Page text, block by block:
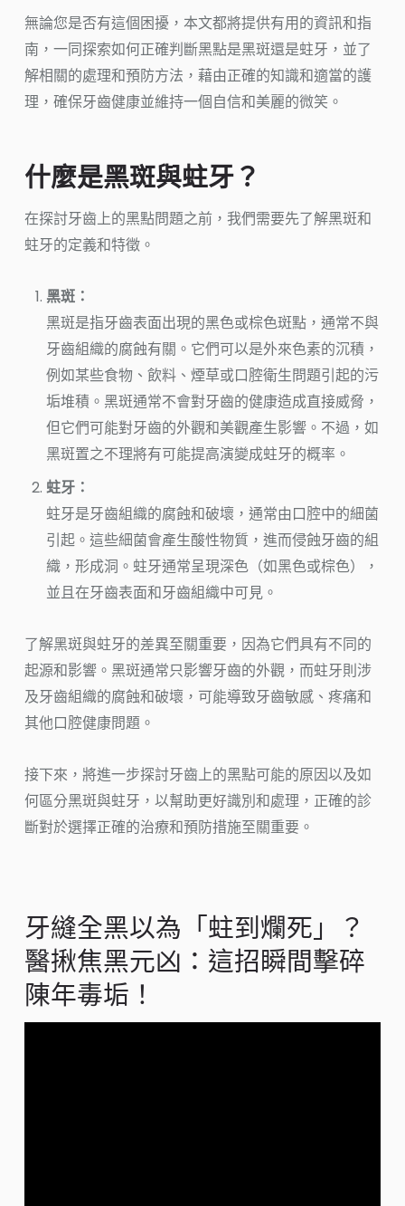
無論您是否有這個困擾，本文都將提供有用的資訊和指
南，一同探索如何正確判斷黑點是黑斑還是蛀牙，並了
解相關的處理和預防方法，藉由正確的知識和適當的護
理，確保牙齒健康並維持一個自信和美麗的微笑。
什麼是黑斑與蛀牙？
在探討牙齒上的黑點問題之前，我們需要先了解黑斑和
蛀牙的定義和特徵。
黑斑：
黑斑是指牙齒表面出現的黑色或棕色斑點，通常不與
牙齒組織的腐蝕有關。它們可以是外來色素的沉積，
例如某些食物、飲料、煙草或口腔衛生問題引起的污
垢堆積。黑斑通常不會對牙齒的健康造成直接威脅，
但它們可能對牙齒的外觀和美觀產生影響。不過，如
黑斑置之不理將有可能提高演變成蛀牙的概率。
蛀牙：
蛀牙是牙齒組織的腐蝕和破壞，通常由口腔中的細菌
引起。這些細菌會產生酸性物質，進而侵蝕牙齒的組
織，形成洞。蛀牙通常呈現深色（如黑色或棕色），
並且在牙齒表面和牙齒組織中可見。
了解黑斑與蛀牙的差異至關重要，因為它們具有不同的
起源和影響。黑斑通常只影響牙齒的外觀，而蛀牙則涉
及牙齒組織的腐蝕和破壞，可能導致牙齒敏感、疼痛和
其他口腔健康問題。
接下來，將進一步探討牙齒上的黑點可能的原因以及如
何區分黑斑與蛀牙，以幫助更好識別和處理，正確的診
斷對於選擇正確的治療和預防措施至關重要。
牙縫全黑以為「蛀到爛死」？
醫揪焦黑元凶：這招瞬間擊碎
陳年毒垢！